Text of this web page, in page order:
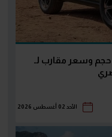
7 سيارات في حجم وسعر مقارب لـ
الأحد 02 أغسطس 2026